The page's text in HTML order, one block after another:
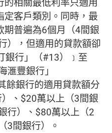
相關最低利率只適用
定客戶類別。同時，最
期普遍為6個月（4間銀
），但適用的貸款額卻
銀行」（#13）﹞至
豐銀行」
餘銀行的適用貸款額分
、$20萬以上（3間銀
行）、$80萬以上（2
3間銀行）。